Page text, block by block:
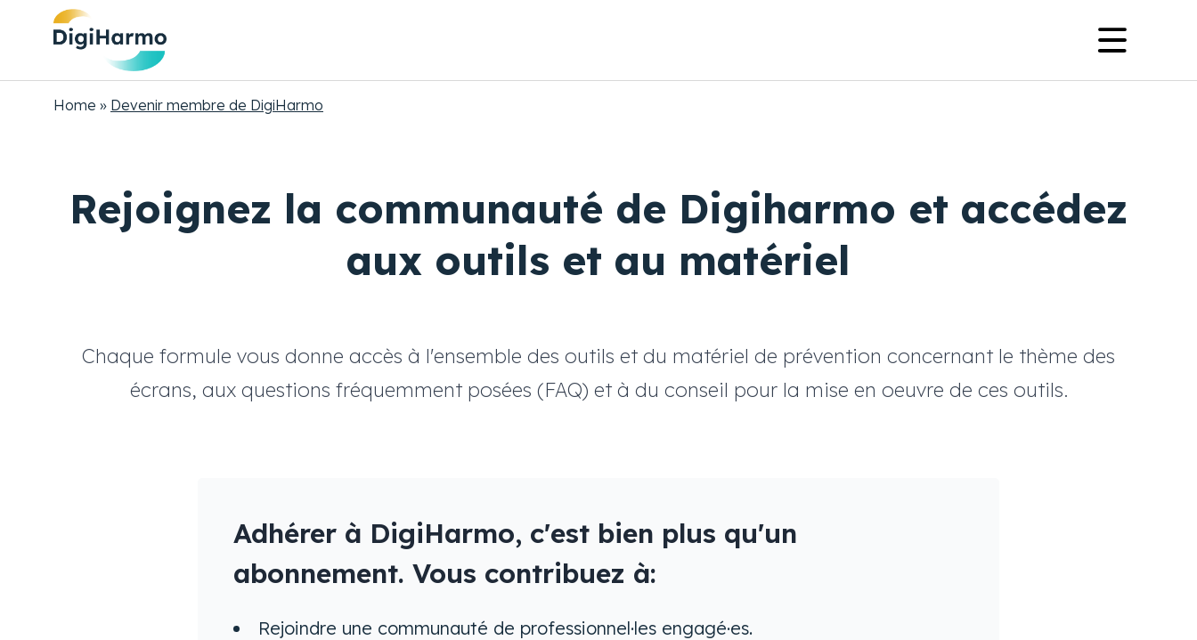
Breadcrumb
Home Devenir membre de DigiHarmo
Rejoignez la communauté de Digiharmo et accédez
aux outils et au matériel
Chaque formule vous donne accès à l'ensemble des outils et du matériel de prévention concernant le thème des
écrans, aux questions fréquemment posées (FAQ) et à du conseil pour la mise en oeuvre de ces outils.
Adhérer à DigiHarmo, c'est bien plus qu'un
abonnement. Vous contribuez à:
Rejoindre une communauté de professionnel·les engagé·es.